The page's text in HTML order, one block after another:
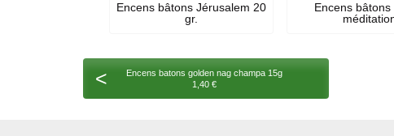
Encens bâtons Jérusalem 20
gr.
Encens bâtons
<
Encens batons golden nag champa 15g
1,40 €